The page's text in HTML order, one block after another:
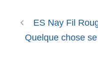
ES Nay Fil
Quelque chose